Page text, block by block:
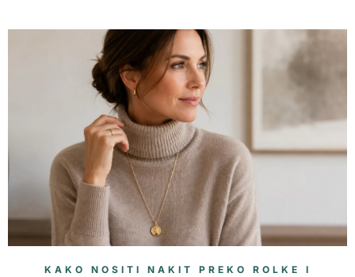
KAKO NOSITI NAKIT PREKO ROLKE I